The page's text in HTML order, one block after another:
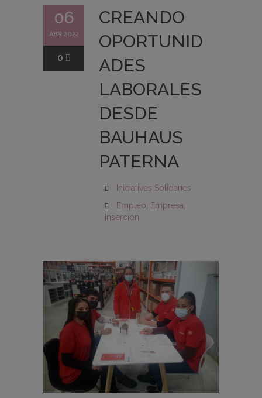
06
ABR 2022
0
CREANDO
OPORTUNID
ADES
LABORALES
DESDE
BAUHAUS
PATERNA
Iniciatives Solidaries
Empleo, Empresa,
Inserción